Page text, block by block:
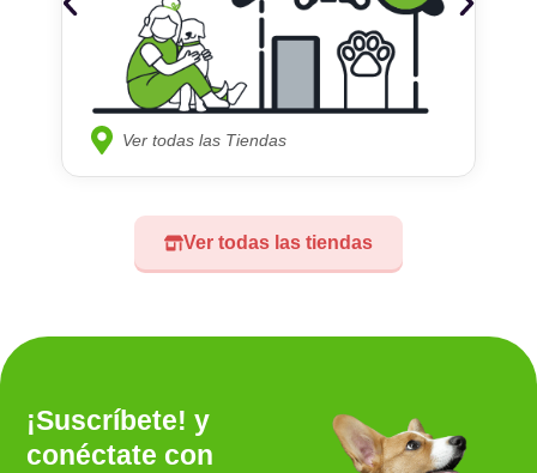
Ver todas las tiendas
Ver todas las Tiendas
¡Suscríbete! y
conéctate con